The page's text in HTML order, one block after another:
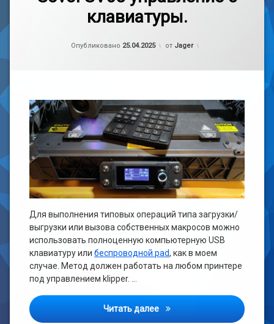
клавиатуры.
Опубликовано 25.04.2025
Обновлено на
от Jager
Для выполнения типовых операций типа загрузки/
выгрузки или вызова собственных макросов можно
использовать полноценную компьютерную USB
клавиатуру или беспроводной pad, как в моем
случае. Метод должен работать на любом принтере
под управлением klipper. …
Читать далее Sovol SV08 управление с